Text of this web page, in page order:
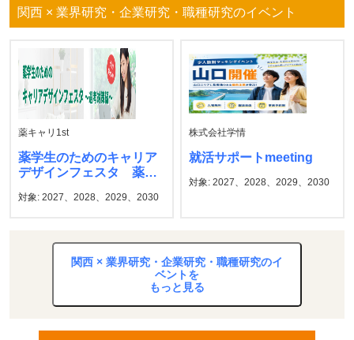
関西 × 業界研究・企業研究・職種研究のイベント
薬キャリ1st
薬学生のためのキャリア
デザインフェスタ 薬キ
対象: 2027、2028、2029、2030
株式会社学情
就活サポートmeeting
対象: 2027、2028、2029、2030
関西 × 業界研究・企業研究・職種研究のイ
ベントを
もっと見る